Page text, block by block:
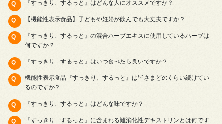
『すっきり、するっと』はどんな人にオススメですか？
【機能性表示食品】子どもや妊婦が飲んでも大丈夫ですか？
『すっきり、するっと』の混合ハーブエキスに使用しているハーブは
何ですか？
『すっきり、するっと』はいつ食べたら良いですか？
機能性表示食品『すっきり、するっと』は皆さまどのくらい続けてい
るのですか？
『すっきり、するっと』はどんな味ですか？
『すっきり、するっと』に含まれる難消化性デキストリンとは何です